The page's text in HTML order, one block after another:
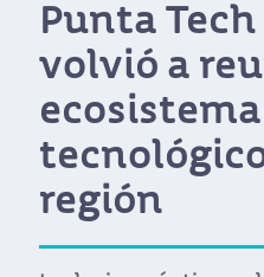
Porto
Uruguay y
Empresas,
exploraron